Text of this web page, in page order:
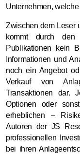
Unternehmen,
Zwischen dem Leser
kommt durch
Publikationen kein
Informationen und
noch ein Angebot
Verkauf von
Transaktionen dar.
Optionen oder
erheblichen –
Autoren der JS
professionellen
bei ihren